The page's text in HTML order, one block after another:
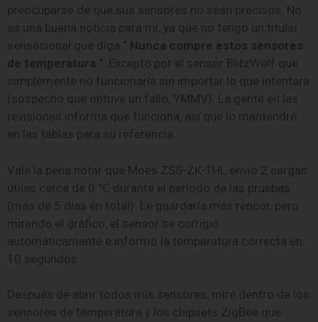
preocuparse de que sus sensores no sean precisos. No
es una buena noticia para mí, ya que no tengo un titular
sensacional que diga ” Nunca compre estos sensores
de temperatura “. Excepto por el sensor BlitzWolf que
simplemente no funcionaría sin importar lo que intentara
(sospecho que obtuve un fallo, YMMV). La gente en las
revisiones informa que funciona, así que lo mantendré
en las tablas para su referencia.
Vale la pena notar que Moes ZSS-ZK-THL envió 2 cargas
útiles cerca de 0 ℃ durante el período de las pruebas
(más de 5 días en total). Le guardaría más rencor, pero
mirando el gráfico, el sensor se corrigió
automáticamente e informó la temperatura correcta en
10 segundos.
Después de abrir todos mis sensores, miré dentro de los
sensores de temperatura y los chipsets ZigBee que